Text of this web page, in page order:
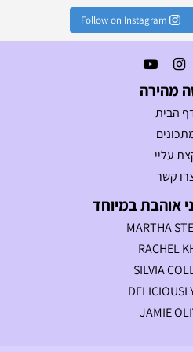
Follow on Instagram
מהירה
הבית
עליי
קשר
אוהבת במיוחד
MARTHA
RACHEL
SILVIA
JAMIE